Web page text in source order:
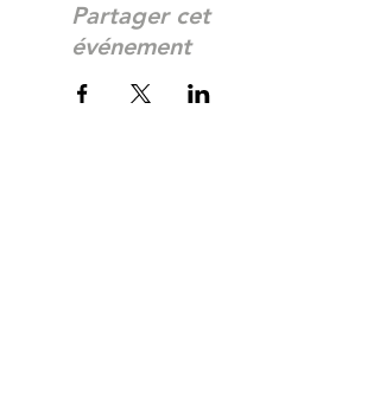
Partager cet
événement